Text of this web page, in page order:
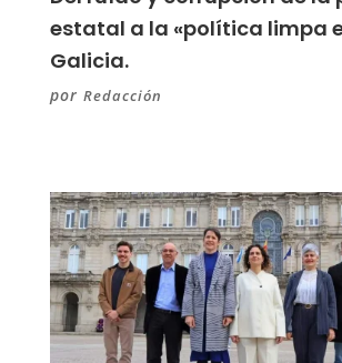
estatal a la «política limpa
Galicia.
por Redacción